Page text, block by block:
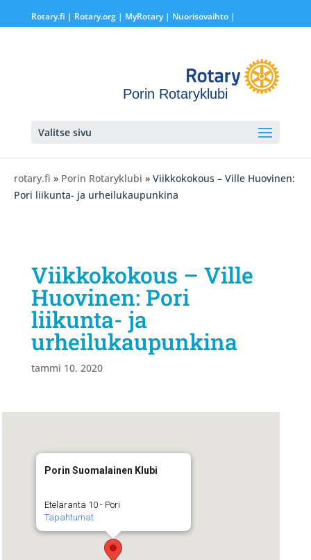
Rotary.fi | Rotary.org| MyRotary | Nuorisovaihto|
Porin Rotaryklubi
Valitse sivu
rotary.fi » Porin Rotaryklubi » Viikkokokous – Ville Huovinen:
Pori liikunta- ja urheilukaupunkina
Viikkokokous – Ville
Huovinen: Pori
liikunta- ja
urheilukaupunkina
tammi 10, 2020
Porin Suomalainen Klubi
Eteläranta 10 - Pori
Tapahtumat